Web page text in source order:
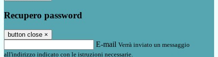
Recupero password
button close ×
E-mail Verrà inviato un messaggio
all'indirizzo indicato con le istruzioni necessarie.